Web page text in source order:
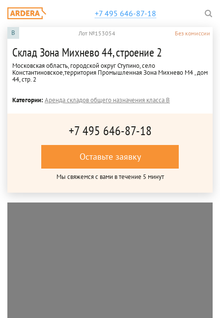
+7 495 646-87-18
B Лот №153054 Без комиссии
Склад Зона Михнево 44, строение 2
Московская область, городской округ Ступино, село
Константиновское,территория Промышленная Зона Михнево М4 , дом
44, стр. 2
Категории:Аренда складов общего назначения класса B
+7 495 646-87-18
Оставьте заявку
Мы свяжемся с вами в течение 5 минут